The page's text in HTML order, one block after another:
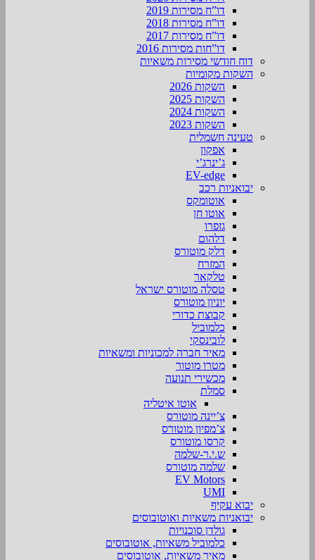
דו”ח מסירות 2019
דו”ח מסירות 2018
דו”ח מסירות 2017
דו”חות מסירות 2016
דוח חודשי מסירות משאיות
השקות מקומיות
השקות 2026
השקות 2025
השקות 2024
השקות 2023
טעינה חשמלית
אפקון
ג’ינרג’י
EV-edge
יבואניות רכב
אוטומקס
אוטו חן
גזפרו
דלהום
דלק מוטורס
המזרח
טלקאר
טסלה מוטורס ישראל
יוניון מוטורס
קבוצת כדורי
כלמוביל
לובינסקי
מאיר חברה למכוניות ומשאיות
מטרו מוטור
מכשירי תנועה
סמלת
אוטו איטליה
צ’יינה מוטורס
צ’מפיון מוטורס
קרסו מוטורס
ש.י.ר-שלמה
שלמה מוטורס
EV Motors
UMI
יבוא עקיף
יבואניות משאיות ואוטובוסים
גולדן סוכנויות
כלמוביל משאיות, אוטובוסים
מאיר משאיות, אוטובוסים